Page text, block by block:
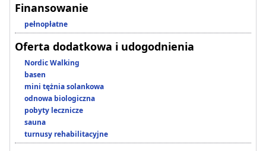
Finansowanie
pełnopłatne
Oferta dodatkowa i udogodnienia
Nordic Walking
basen
mini tężnia solankowa
odnowa biologiczna
pobyty lecznicze
sauna
turnusy rehabilitacyjne